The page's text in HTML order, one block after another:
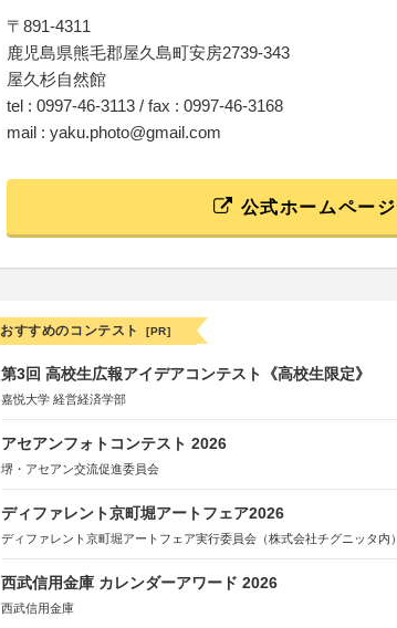
〒891-4311
鹿児島県熊毛郡屋久島町安房2739-343
屋久杉自然館
tel : 0997-46-3113 / fax : 0997-46-3168
mail : yaku.photo@gmail.com
公式ホームページ
おすすめのコンテスト [PR]
第3回 高校生広報アイデアコンテスト《高校生限定》
嘉悦大学 経営経済学部
アセアンフォトコンテスト 2026
堺・アセアン交流促進委員会
ディファレント京町堀アートフェア2026
ディファレント京町堀アートフェア実行委員会（株式会社チグニッタ内）
西武信用金庫 カレンダーアワード 2026
西武信用金庫